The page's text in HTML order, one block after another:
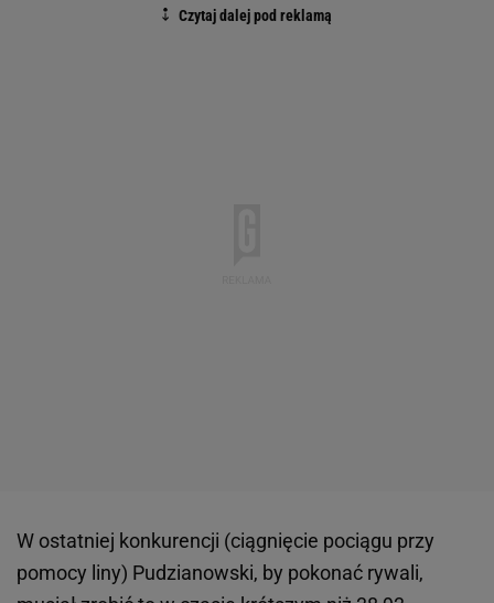
W ostatniej konkurencji (ciągnięcie pociągu przy
pomocy liny) Pudzianowski, by pokonać rywali,